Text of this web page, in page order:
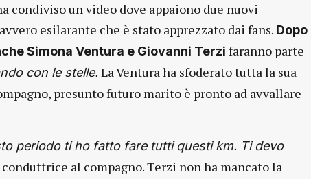
condiviso un video dove appaiono due nuovi
esilarante che è stato apprezzato dai fans. Dopo
Simona Ventura e Giovanni Terzi faranno parte
con le stelle. La Ventura ha sfoderato tutta la sua
presunto futuro marito è pronto ad avvallare
periodo ti ho fatto fare tutti questi km. Ti devo
conduttrice al compagno. Terzi non ha mancato la